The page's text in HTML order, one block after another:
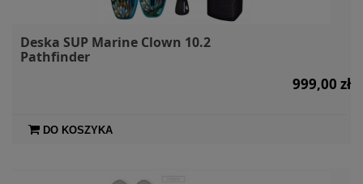
Deska SUP Marine Clown 10.2
Pathfinder
999,00 zł
DO KOSZYKA